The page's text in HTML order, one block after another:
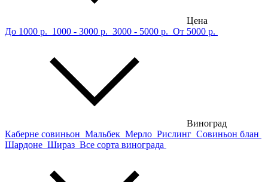
Цена
До 1000 р. 1000 - 3000 р. 3000 - 5000 р. От 5000 р.
Виноград
Каберне совиньон Мальбек Мерло Рислинг Совиньон блан
Шардоне Шираз Все сорта винограда